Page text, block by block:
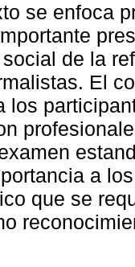
se enfoca
de la
El
los
a
que se